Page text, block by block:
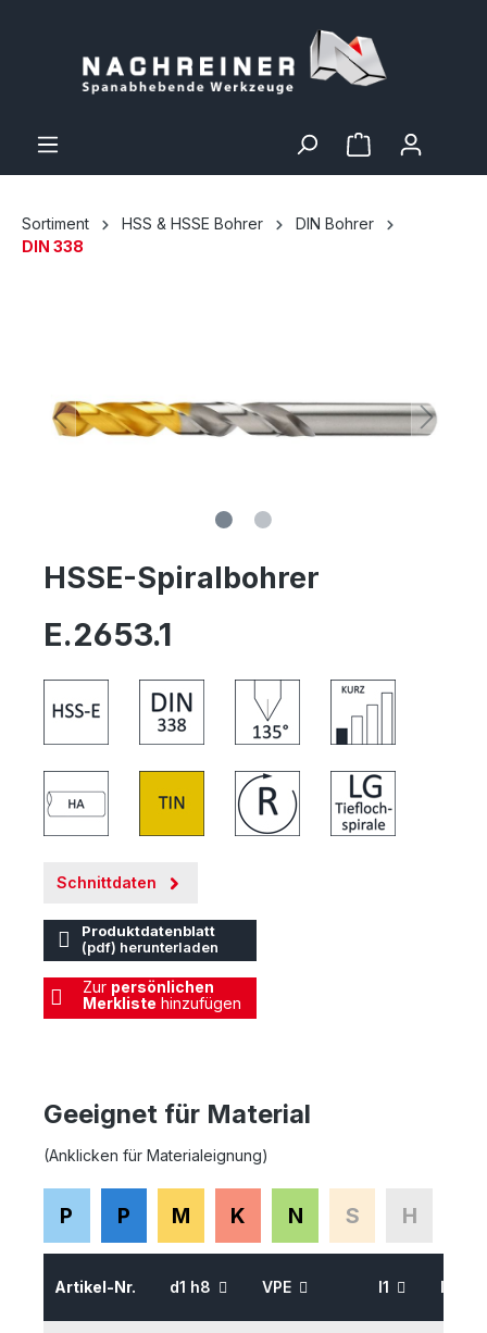
Sortiment HSS & HSSE Bohrer
DIN Bohrer
DIN 338
HSSE-Spiralbohrer
E.2653.1
Schnittdaten
Produktdatenblatt
(pdf) herunterladen
Zur persönlichen
Merkliste hinzufügen
Geeignet für Material
(Anklicken für Materialeignung)
P P M K N S H
Artikel-Nr. d1 h8 VPE l1 l2